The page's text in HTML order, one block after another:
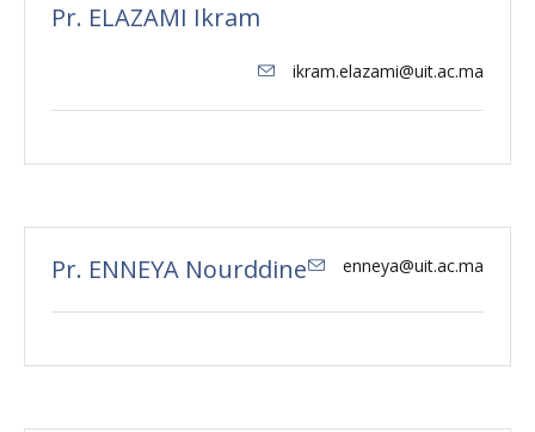
Pr. ELAZAMI Ikram
ikram.elazami@uit.ac.ma
Pr. ENNEYA Nourddine enneya@uit.ac.ma